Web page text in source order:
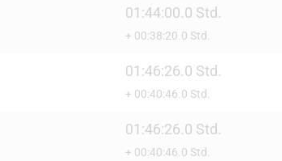
01:44:00.0 Std.
+ 00:38:20.0 Std.
01:46:26.0 Std.
+ 00:40:46.0 Std.
01:46:26.0 Std.
+ 00:40:46.0 Std.